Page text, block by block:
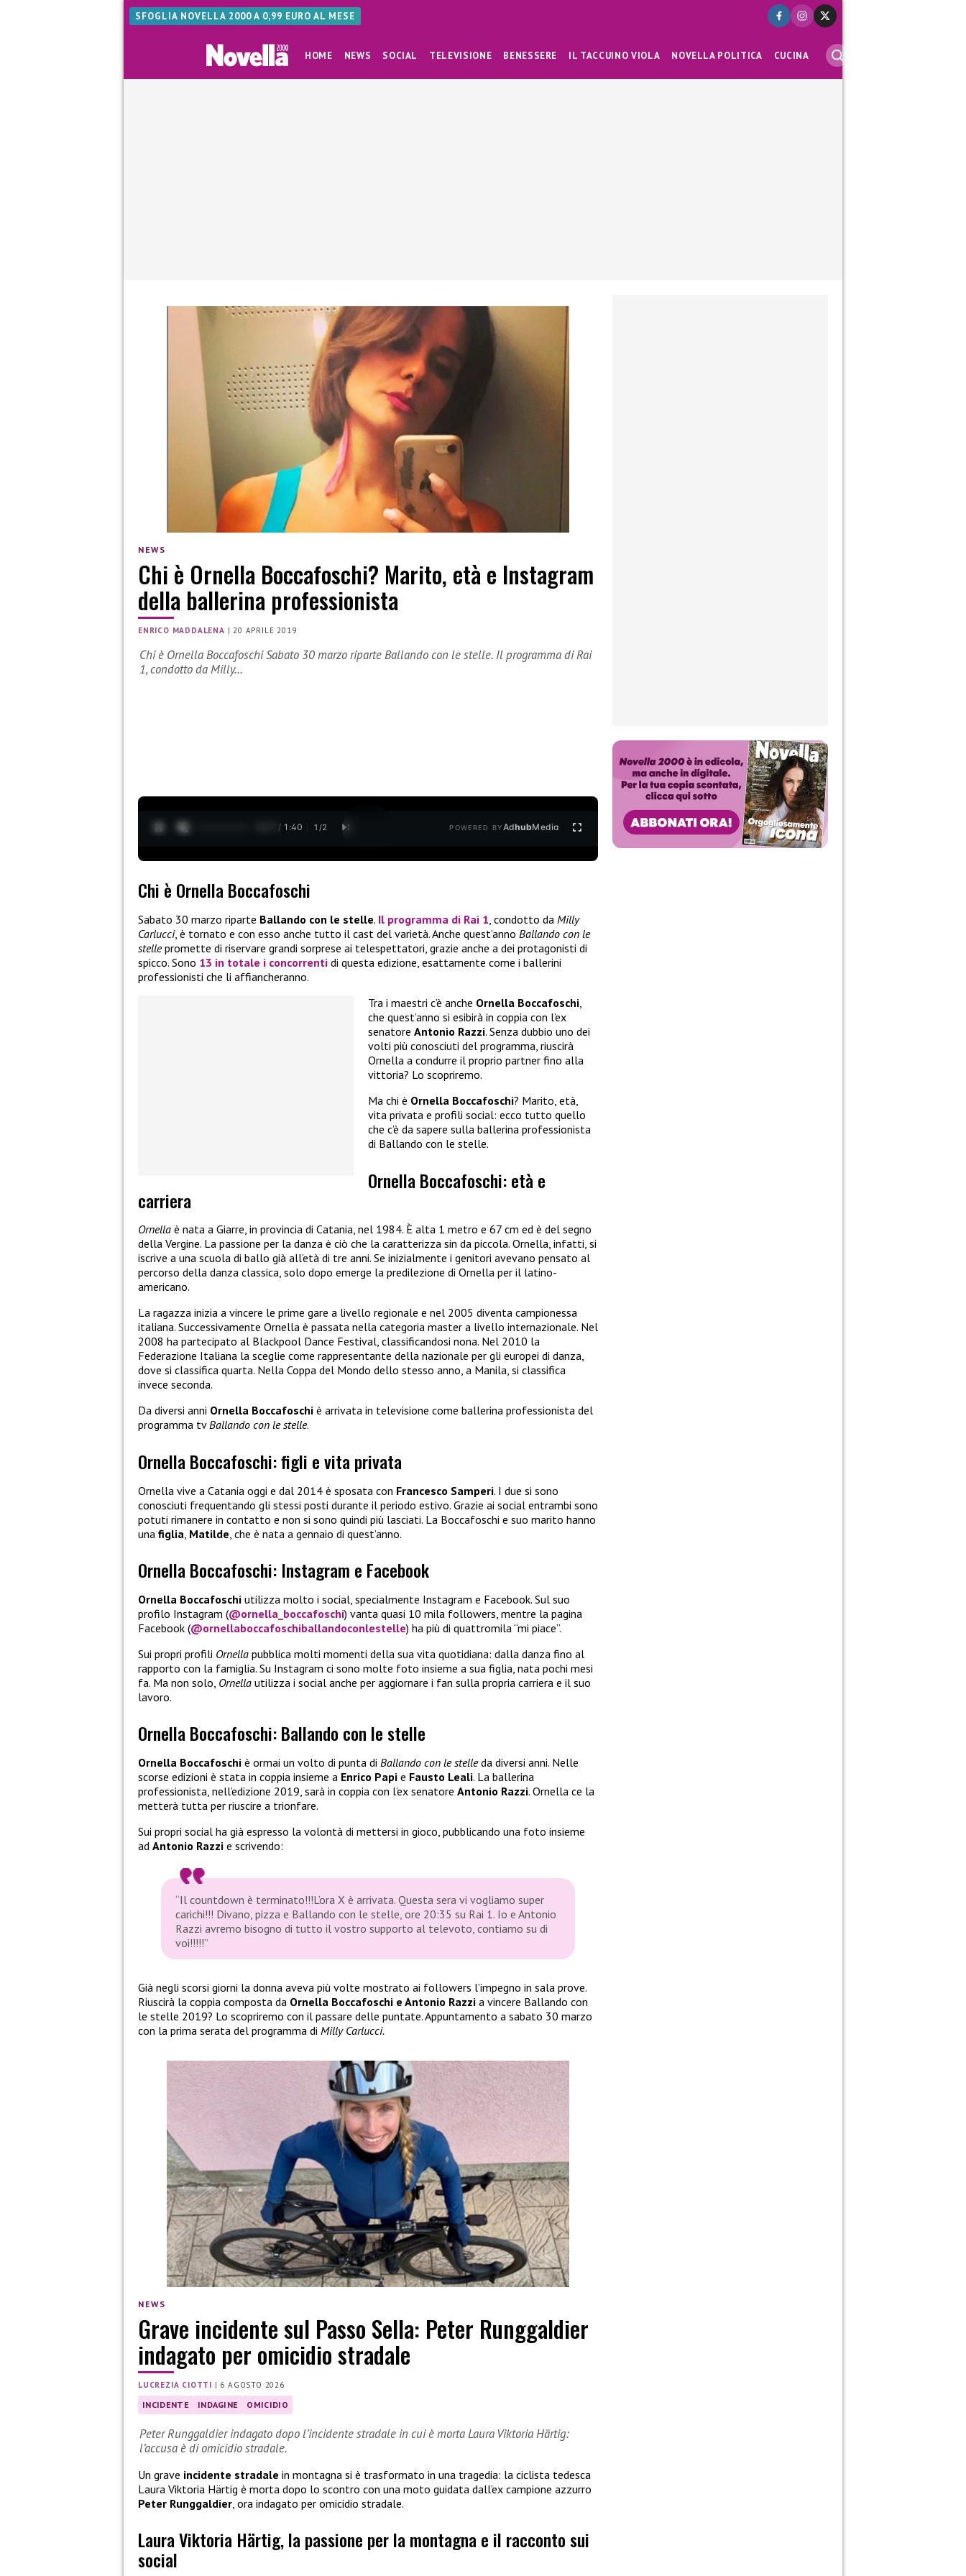
SFOGLIA NOVELLA 2000 A 0,99 EURO AL MESE
HOME NEWS SOCIAL TELEVISIONE BENESSERE IL TACCUINO VIOLA NOVELLA POLITICA CUCINA
NEWS
Chi è Ornella Boccafoschi? Marito, età e Instagram
della ballerina professionista
ENRICO MADDALENA |20 APRILE 2019
Chi è Ornella Boccafoschi Sabato 30 marzo riparte Ballando con le stelle. Il programma di Rai
1, condotto da Milly…
0:28 / 1:40 1 /2 POWERED BYAdhubMedia
Chi è Ornella Boccafoschi
Sabato 30 marzo riparte Ballando con le stelle. Il programma di Rai 1, condotto da Milly
Carlucci, è tornato e con esso anche tutto il cast del varietà. Anche quest’anno Ballando con le
stellepromette di riservare grandi sorprese ai telespettatori, grazie anche a dei protagonisti di
spicco. Sono 13 in totale i concorrenti di questa edizione, esattamente come i ballerini
professionisti che li affiancheranno.
Tra i maestri c’è anche Ornella Boccafoschi,
che quest’anno si esibirà in coppia con l’ex
senatore Antonio Razzi. Senza dubbio uno dei
volti più conosciuti del programma, riuscirà
Ornella a condurre il proprio partner fino alla
vittoria? Lo scopriremo.
Ma chi è Ornella Boccafoschi? Marito, età,
vita privata e profili social: ecco tutto quello
che c’è da sapere sulla ballerina professionista
di Ballando con le stelle.
Ornella Boccafoschi: età e
carriera
Ornella è nata a Giarre, in provincia di Catania, nel 1984. È alta 1 metro e 67 cm ed è del segno
della Vergine. La passione per la danza è ciò che la caratterizza sin da piccola. Ornella, infatti, si
iscrive a una scuola di ballo già all’età di tre anni. Se inizialmente i genitori avevano pensato al
percorso della danza classica, solo dopo emerge la predilezione di Ornella per il latino-
americano.
La ragazza inizia a vincere le prime gare a livello regionale e nel 2005 diventa campionessa
italiana. Successivamente Ornella è passata nella categoria master a livello internazionale. Nel
2008 ha partecipato al Blackpool Dance Festival, classificandosi nona. Nel 2010 la
Federazione Italiana la sceglie come rappresentante della nazionale per gli europei di danza,
dove si classifica quarta. Nella Coppa del Mondo dello stesso anno, a Manila, si classifica
invece seconda.
Da diversi anni Ornella Boccafoschi è arrivata in televisione come ballerina professionista del
programma tvBallando con le stelle.
Ornella Boccafoschi: figli e vita privata
Ornella vive a Catania oggi e dal 2014 è sposata con Francesco Samperi. I due si sono
conosciuti frequentando gli stessi posti durante il periodo estivo. Grazie ai social entrambi sono
potuti rimanere in contatto e non si sono quindi più lasciati. La Boccafoschi e suo marito hanno
una figlia Matilde , che è nata a gennaio di quest’anno.
Ornella Boccafoschi: Instagram e Facebook
Ornella Boccafoschi utilizza molto i social, specialmente Instagram e Facebook. Sul suo
profilo Instagram (@ornella_boccafoschi) vanta quasi 10 mila followers, mentre la pagina
Facebook (@ornellaboccafoschiballandoconlestelle) ha più di quattromila “mi piace”.
Sui propri profili Ornella pubblica molti momenti della sua vita quotidiana: dalla danza fino al
rapporto con la famiglia. Su Instagram ci sono molte foto insieme a sua figlia, nata pochi mesi
fa. Ma non solo, Ornella utilizza i social anche per aggiornare i fan sulla propria carriera e il suo
lavoro.
Ornella Boccafoschi: Ballando con le stelle
Ornella Boccafoschi è ormai un volto di punta di Ballando con le stelleda diversi anni. Nelle
scorse edizioni è stata in coppia insieme a Enrico Papi e Fausto Leali. La ballerina
professionista, nell’edizione 2019, sarà in coppia con l’ex senatore Antonio Razzi. Ornella ce la
metterà tutta per riuscire a trionfare.
Sui propri social ha già espresso la volontà di mettersi in gioco, pubblicando una foto insieme
ad Antonio Razzi e scrivendo:
“Il countdown è terminato!!!L’ora X è arrivata. Questa sera vi vogliamo super
carichi!!! Divano, pizza e Ballando con le stelle, ore 20:35 su Rai 1. Io e Antonio
Razzi avremo bisogno di tutto il vostro supporto al televoto, contiamo su di
voi!!!!!”
Già negli scorsi giorni la donna aveva più volte mostrato ai followers l’impegno in sala prove.
Riuscirà la coppia composta da Ornella Boccafoschi e Antonio Razzi a vincere Ballando con
le stelle 2019? Lo scopriremo con il passare delle puntate. Appuntamento a sabato 30 marzo
con la prima serata del programma di Milly Carlucci.
NEWS
Grave incidente sul Passo Sella: Peter Runggaldier
indagato per omicidio stradale
LUCREZIA CIOTTI | 6 AGOSTO 2026
INCIDENTE INDAGINE OMICIDIO
Peter Runggaldier indagato dopo l’incidente stradale in cui è morta Laura Viktoria Härtig:
l’accusa è di omicidio stradale.
Un grave incidente stradale in montagna si è trasformato in una tragedia: la ciclista tedesca
Laura Viktoria Härtig è morta dopo lo scontro con una moto guidata dall’ex campione azzurro
Peter Runggaldier , ora indagato per omicidio stradale.
Laura Viktoria Härtig, la passione per la montagna e il racconto sui
social